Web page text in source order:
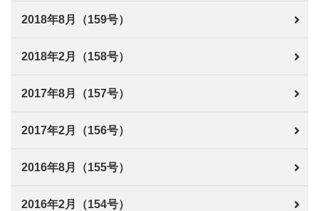
2018年8月（159号）
2018年2月（158号）
2017年8月（157号）
2017年2月（156号）
2016年8月（155号）
2016年2月（154号）